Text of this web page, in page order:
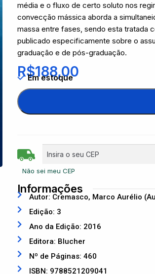
média e o fluxo de certo soluto nos
convecção mássica aborda a
massa entre fases, sendo esta tratada
publicado especificamente sobre o
graduação e de pós-graduação.
R$188,00
Em estoque
Não sei meu CEP
Informações
Autor: Cremasco, Marco Aurélio
Edição: 3
Ano da Edição: 2016
Editora: Blucher
Nº de Páginas: 460
ISBN: 9788521209041